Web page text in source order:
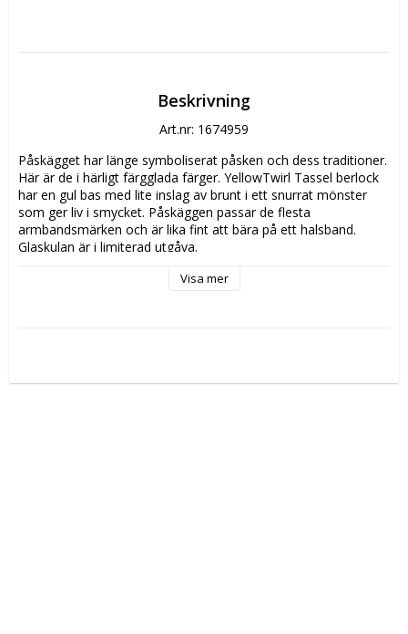
Beskrivning
Art.nr: 1674959
Påskägget har länge symboliserat påsken och dess traditioner.
Här är de i härligt färgglada färger. YellowTwirl Tassel berlock
har en gul bas med lite inslag av brunt i ett snurrat mönster
som ger liv i smycket. Påskäggen passar de flesta
armbandsmärken och är lika fint att bära på ett halsband.
Glaskulan är i limiterad utgåva.
Visa mer